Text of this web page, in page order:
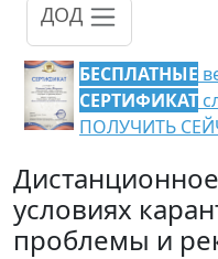
ДОД
БЕСПЛАТНЫЕ
СЕРТИФИКАТ
ПОЛУЧИТЬ
условиях
проблемы и